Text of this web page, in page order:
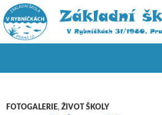
FOTOGALERIE, ŽIVOT ŠKOLY